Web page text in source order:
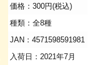
価格：300円(税込)
種類：全8種
JAN：4571598591981
入荷日：2021年7月